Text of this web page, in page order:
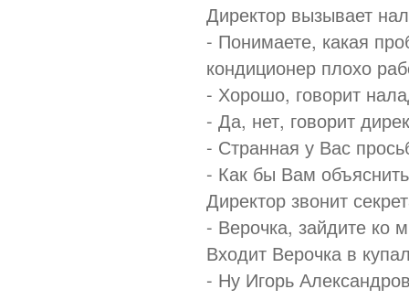
Директор вызывает
- Понимаете, какая
кондиционер плохо
- Хорошо, говорит
- Да, нет, говорит
- Странная у Вас
- Как бы Вам
Директор звонит
- Верочка, зайдите ко
Входит Верочка в
- Ну Игорь